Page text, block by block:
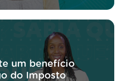
um benefício
do Imposto